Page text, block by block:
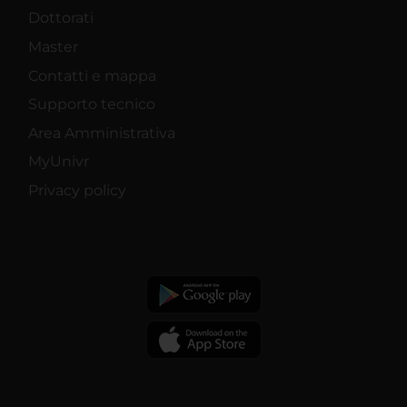
Dottorati
Master
Contatti e mappa
Supporto tecnico
Area Amministrativa
MyUnivr
Privacy policy